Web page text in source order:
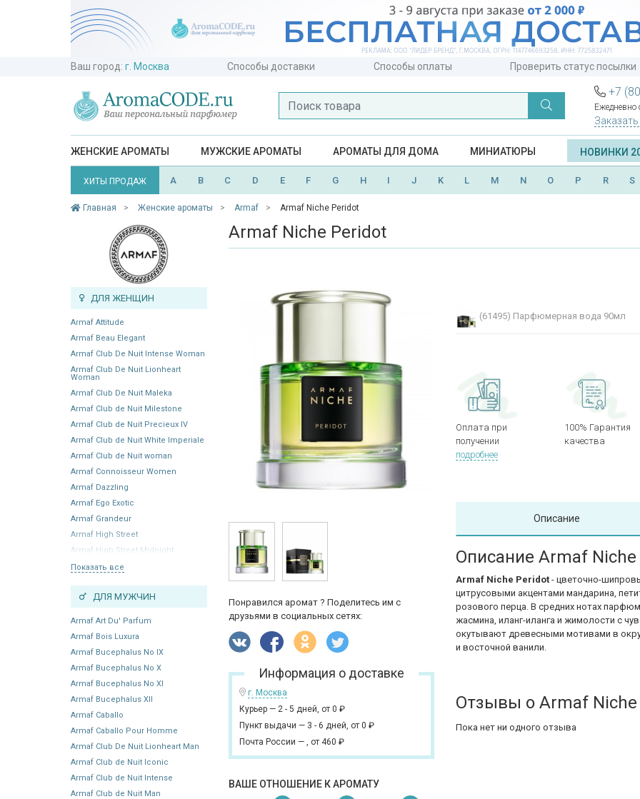
Ваш город: г. Москва Способы доставки Способы оплаты Проверить статус посылки
+7
Ежедневно
ЖЕНСКИЕ АРОМАТЫ МУЖСКИЕ АРОМАТЫ АРОМАТЫ ДЛЯ ДОМА МИНИАТЮРЫ НОВИНКИ
ХИТЫ ПРОДАЖ A B C D E F G H I J K L M N O P R S
Главная Женские ароматы Armaf Armaf Niche Peridot
ДЛЯ ЖЕНЩИН
Armaf Attitude
Armaf Beau Elegant
Armaf Club De Nuit Intense Woman
Armaf Club De Nuit Lionheart
Woman
Armaf Club De Nuit Maleka
Armaf Club de Nuit Milestone
Armaf Club de Nuit Precieux IV
Armaf Club de Nuit White Imperiale
Armaf Club de Nuit woman
Armaf Connoisseur Women
Armaf Dazzling
Armaf Ego Exotic
Armaf Grandeur
Armaf High Street
Armaf High Street Midnight
Показать все
ДЛЯ МУЖЧИН
Armaf Art Du' Parfum
Armaf Bois Luxura
Armaf Bucephalus No IX
Armaf Bucephalus No X
Armaf Bucephalus No XI
Armaf Bucephalus XII
Armaf Caballo
Armaf Caballo Pour Homme
Armaf Club De Nuit Lionheart Man
Armaf Club de Nuit Iconic
Armaf Club de Nuit Intense
Armaf Club de Nuit Man
Armaf Niche Peridot
Понравился аромат ? Поделитесь им с
друзьями в социальных сетях:
Информация о доставке
г. Москва
Курьер — 2 - 5 дней, от 0 ₽
Пункт выдачи — 3 - 6 дней, от 0 ₽
Почта России — , от 460 ₽
ВАШЕ ОТНОШЕНИЕ К АРОМАТУ
(61495) Парфюмерная вода 90мл
Оплата при
получении
подробнее
100% Гарантия
качества
Описание
Описание Armaf
Armaf Niche Peridot - цветочно-
цитрусовыми акцентами мандарина,
розового перца. В средних нотах
жасмина, иланг-иланга и жимолости с
окутывают древесными мотивами в
и восточной ванили.
Отзывы о Armaf
Пока нет ни одного отзыва